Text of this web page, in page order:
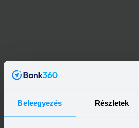
Beleegyezés Részletek